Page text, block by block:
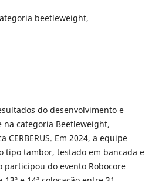
beetleweight,
do desenvolvimento e
categoria Beetleweight,
Em 2024, a equipe
tambor, testado em bancada e
do evento Robocore